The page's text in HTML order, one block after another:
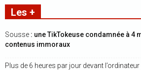
Les +
Sousse : une TikTokeuse condamnée à 4
contenus immoraux
Plus de 6 heures par jour devant l’ordinateur